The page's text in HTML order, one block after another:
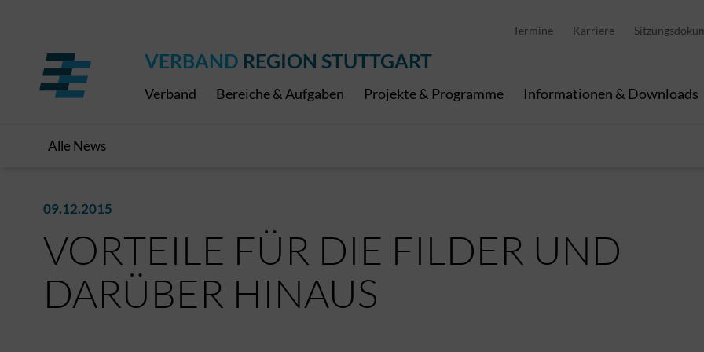
Termine Karriere
VERBAND REGION STUTTGART
Verband Bereiche & Aufgaben Projekte & Programme Informationen & Downloads
Alle News
09.12.2015
VORTEILE FÜR DIE FILDER UND
DARÜBER HINAUS